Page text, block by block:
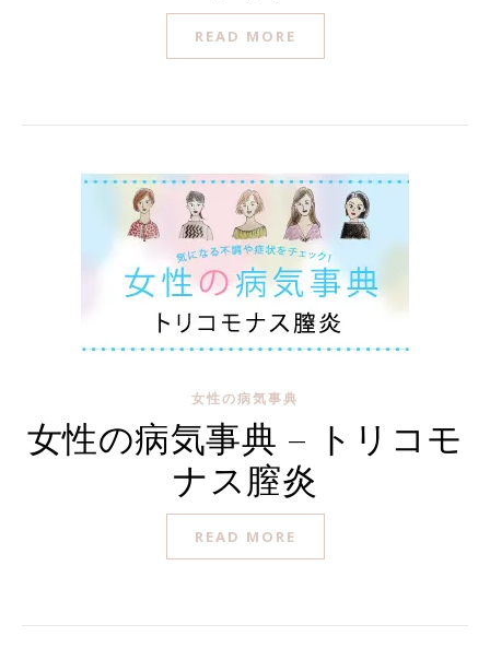
READ MORE
女性の病気事典
女性の病気事典 – トリコモ
ナス膣炎
READ MORE